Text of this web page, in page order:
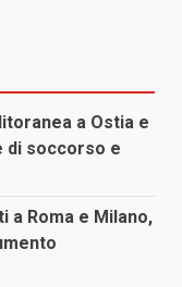
a Ostia e
di soccorso e
a Roma e Milano,